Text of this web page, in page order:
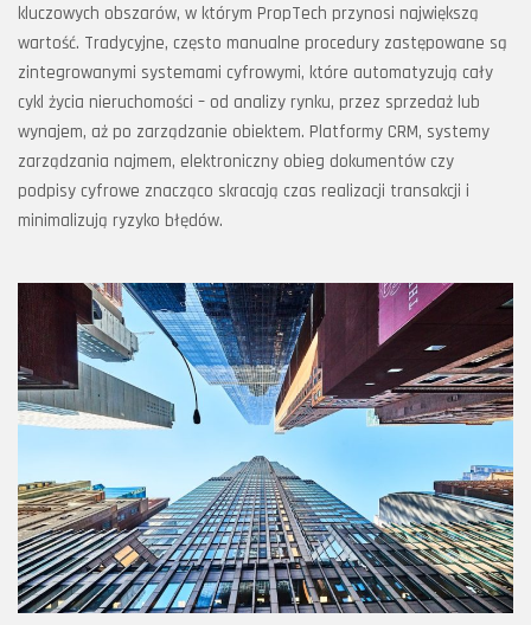
kluczowych obszarów, w którym PropTech przynosi największą
wartość. Tradycyjne, często manualne procedury zastępowane są
zintegrowanymi systemami cyfrowymi, które automatyzują cały
cykl życia nieruchomości – od analizy rynku, przez sprzedaż lub
wynajem, aż po zarządzanie obiektem. Platformy CRM, systemy
zarządzania najmem, elektroniczny obieg dokumentów czy
podpisy cyfrowe znacząco skracają czas realizacji transakcji i
minimalizują ryzyko błędów.